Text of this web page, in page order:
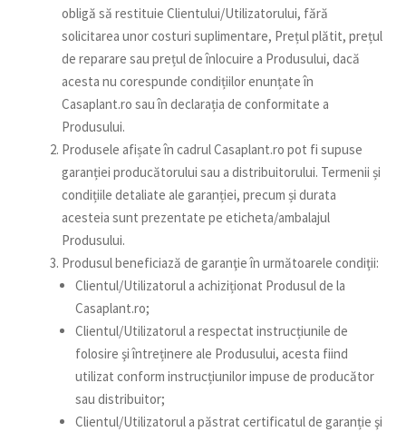
obligă să restituie Clientului/Utilizatorului, fără
solicitarea unor costuri suplimentare, Prețul plătit, prețul
de reparare sau prețul de înlocuire a Produsului, dacă
acesta nu corespunde condițiilor enunțate în
Casaplant.ro sau în declarația de conformitate a
Produsului.
Produsele afișate în cadrul Casaplant.ro pot fi supuse
garanției producătorului sau a distribuitorului. Termenii și
condițiile detaliate ale garanției, precum și durata
acesteia sunt prezentate pe eticheta/ambalajul
Produsului.
Produsul beneficiază de garanţie în următoarele condiţii:
Clientul/Utilizatorul a achiziționat Produsul de la
Casaplant.ro;
Clientul/Utilizatorul a respectat instrucțiunile de
folosire şi întreținere ale Produsului, acesta fiind
utilizat conform instrucțiunilor impuse de producător
sau distribuitor;
Clientul/Utilizatorul a păstrat certificatul de garanție şi